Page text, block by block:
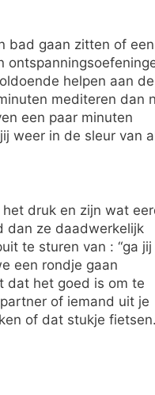
bad gaan zitten of een
helpen aan de
mediteren dan
een paar minuten
weer in de sleur van
druk en zijn wat
dan ze daadwerkelijk
te sturen van : “ga jij
een rondje gaan
dat het goed is om te
of iemand uit je
of dat stukje fietsen.